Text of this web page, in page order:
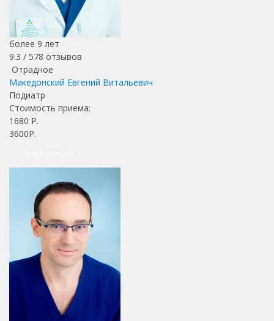
более 9 лет
9.3 / 578 отзывов
Отрадное
Македонский Евгений Витальевич
Подиатр
Стоимость приема:
1680 Р.
3600Р.